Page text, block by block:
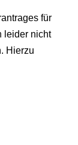
für
leider nicht
Hierzu